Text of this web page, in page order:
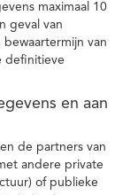
maximaal 10
geval van
van
definitieve
en aan
de partners van
andere private
of publieke